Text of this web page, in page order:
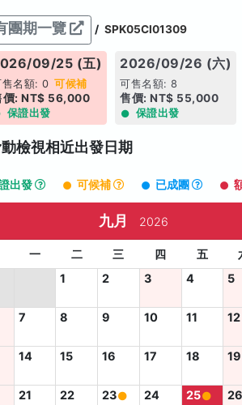
團期一覽 / SPK05CI01309
09/25 (五)
售名額: 0 可候補
價: NT$ 56,000
保證出發
2026/09/26 (六)
可售名額: 8
售價: NT$ 55,000
保證出發
檢視相近出發日期
出發 可候補 已成團
九月 2026
一 二 三 四 五
1
2 3 4 5
7 8 9 10 11 12
14 15 16 17 18 19
21 22 23 24 25